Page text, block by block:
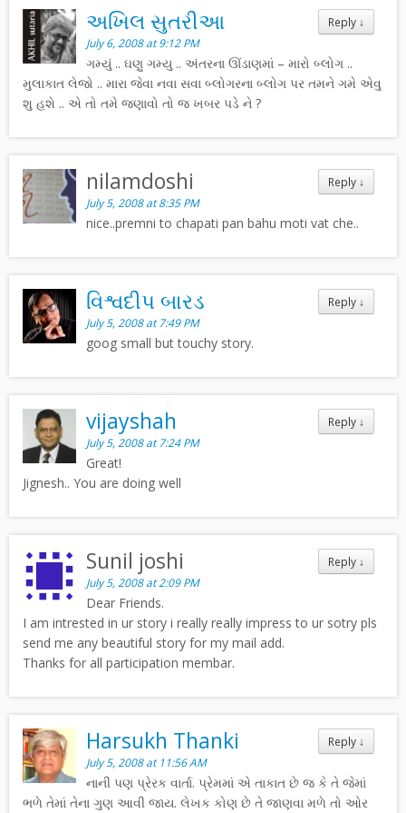
Reply ↓
અખિલ સુતરીઆ
July 6, 2008 at 9:12 PM
ગમ્યું .. ઘણુ ગમ્યુ .. અંતરના ઊંડાણમાં – મારો બ્લોગ ..
મુલાકાત લેજો .. મારા જેવા નવા સવા બ્લોગરના બ્લોગ પર તમને ગમે એવુ
શુ હશે .. એ તો તમે જણાવો તો જ ખબર પડે ને ?
Reply ↓
nilamdoshi
July 5, 2008 at 8:35 PM
nice..premni to chapati pan bahu moti vat che..
Reply ↓
વિશ્વદીપ બારડ
July 5, 2008 at 7:49 PM
goog small but touchy story.
Reply ↓
vijayshah
July 5, 2008 at 7:24 PM
Great!
Jignesh.. You are doing well
Reply ↓
Sunil joshi
July 5, 2008 at 2:09 PM
Dear Friends.
I am intrested in ur story i really really impress to ur sotry pls
send me any beautiful story for my mail add.
Thanks for all participation membar.
Reply ↓
Harsukh Thanki
July 5, 2008 at 11:56 AM
નાની પણ પ્રેરક વાર્તા. પ્રેમમાં એ તાકાત છે જ કે તે જેમાં
ભળે તેમાં તેના ગુણ આવી જાય. લેખક કોણ છે તે જાણવા મળે તો ઓર